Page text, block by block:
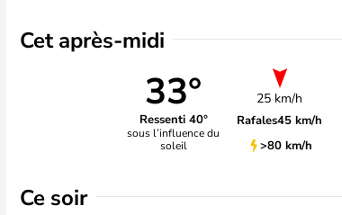
Cet après-midi
33°
Ressenti 40°
sous l’influence du
soleil
25 km/h
Rafales45 km/h
>80 km/h
Ce soir